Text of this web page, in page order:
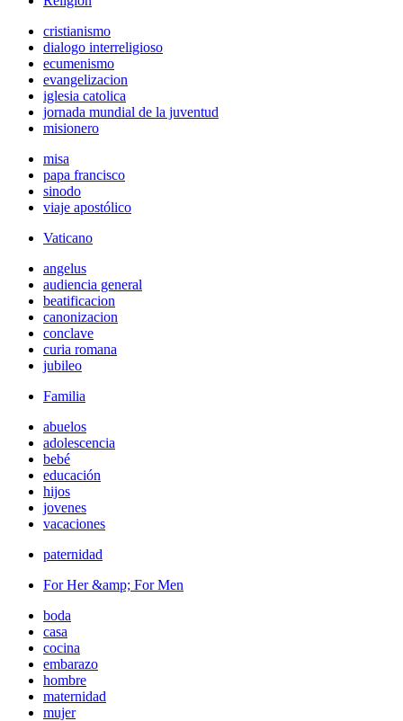
cristianismo
dialogo interreligioso
ecumenismo
evangelizacion
iglesia catolica
jornada mundial de la juventud
misionero
misa
papa francisco
sinodo
viaje apostólico
Vaticano
angelus
audiencia general
beatificacion
canonizacion
conclave
curia romana
jubileo
Familia
abuelos
adolescencia
bebé
educación
hijos
jovenes
vacaciones
paternidad
For Her &amp; For Men
boda
casa
cocina
embarazo
hombre
maternidad
mujer